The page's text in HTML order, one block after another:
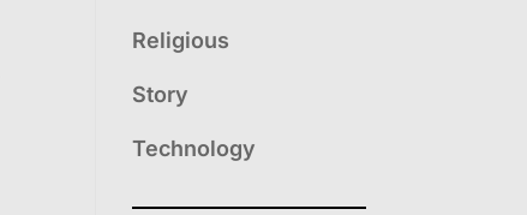
Religious
Story
Technology